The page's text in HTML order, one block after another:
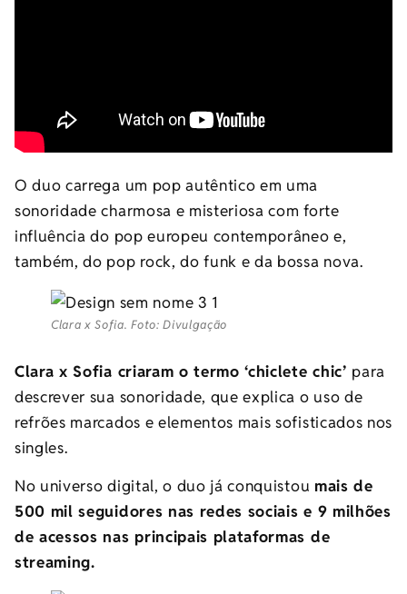
O duo carrega um pop autêntico em uma
sonoridade charmosa e misteriosa com forte
influência do pop europeu contemporâneo e,
também, do pop rock, do funk e da bossa nova.
Clara x Sofia. Foto: Divulgação
Clara x Sofia criaram o termo ‘chiclete chic’ para
descrever sua sonoridade, que explica o uso de
refrões marcados e elementos mais sofisticados nos
singles.
No universo digital, o duo já conquistou mais de
500 mil seguidores nas redes sociais e 9 milhões
de acessos nas principais plataformas de
streaming.